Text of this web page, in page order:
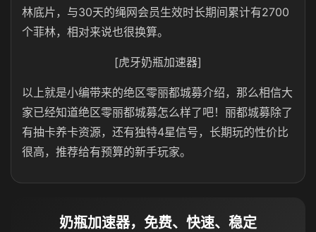
林底片，与30天的绳网会员生效时长期间累计有2700
个菲林，相对来说也很换算。
[虎牙奶瓶加速器]
以上就是小编带来的绝区零丽都城募介绍，那么相信大
家已经知道绝区零丽都城募怎么样了吧！丽都城募除了
有抽卡养卡资源，还有独特4星信号，长期玩的性价比
很高，推荐给有预算的新手玩家。
奶瓶加速器，免费、快速、稳定